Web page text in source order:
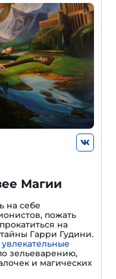
Магии
на себе
пожать
на
Гарри Гудини.
увлекательные
зельеварению,
и магических